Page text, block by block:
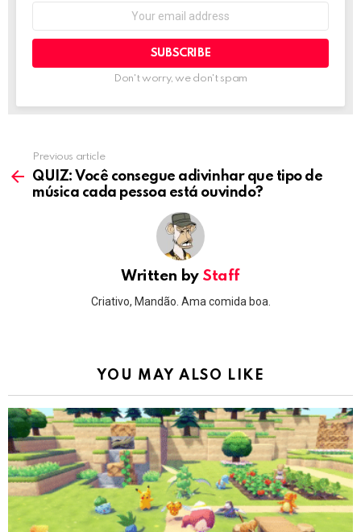
Don't worry, we don't spam
more
Previous article
QUIZ: Você consegue adivinhar que tipo de
música cada pessoa está ouvindo?
Written by Staff
Criativo, Mandão. Ama comida boa.
YOU MAY ALSO LIKE